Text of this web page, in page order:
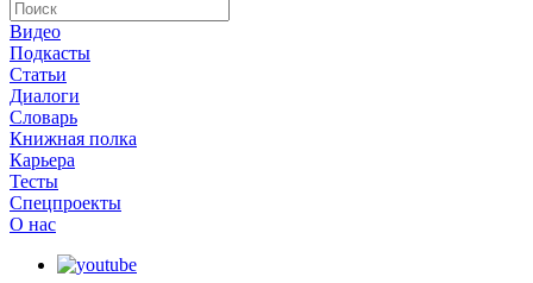
Видео
Подкасты
Статьи
Диалоги
Словарь
Книжная полка
Карьера
Тесты
Спецпроекты
О наc